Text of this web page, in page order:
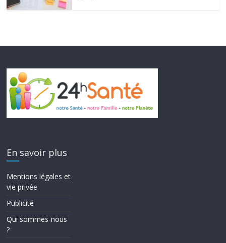
En savoir plus
Mentions légales et
vie privée
Publicité
Qui sommes-nous
?